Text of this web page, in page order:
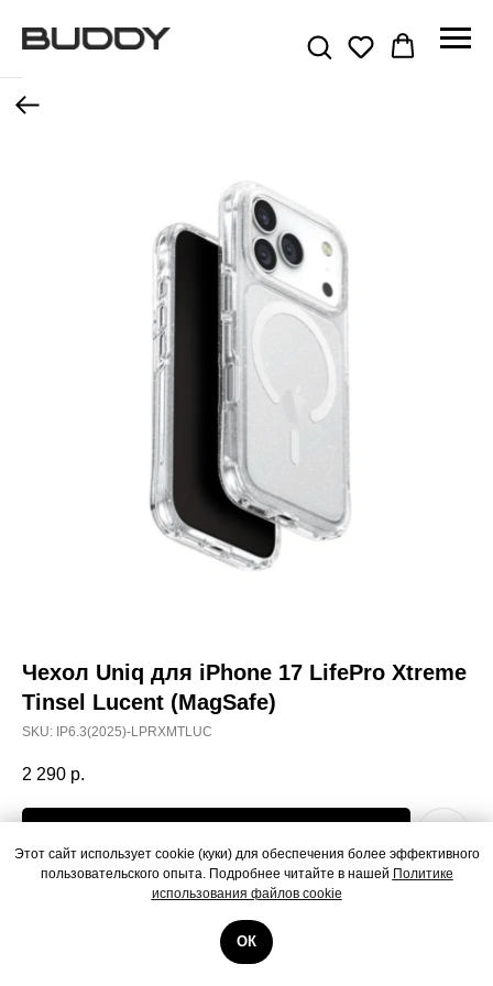
Этот сайт использует cookie (куки) для обеспечения более эффективного
пользовательского опыта. Подробнее читайте в нашей Политике
использования файлов cookie
ОК
Назад
Чехол Uniq для iPhone 17 LifePro Xtreme
Tinsel Lucent (MagSafe)
SKU: IP6.3(2025)-LPRXMTLUC
2 290 р.